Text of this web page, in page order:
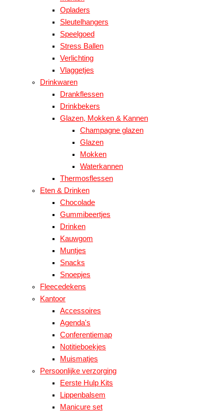
Opladers
Sleutelhangers
Speelgoed
Stress Ballen
Verlichting
Vlaggetjes
Drinkwaren
Drankflessen
Drinkbekers
Glazen, Mokken & Kannen
Champagne glazen
Glazen
Mokken
Waterkannen
Thermosflessen
Eten & Drinken
Chocolade
Gummibeertjes
Drinken
Kauwgom
Muntjes
Snacks
Snoepjes
Fleecedekens
Kantoor
Accessoires
Agenda's
Conferentiemap
Notitieboekjes
Muismatjes
Persoonlijke verzorging
Eerste Hulp Kits
Lippenbalsem
Manicure set